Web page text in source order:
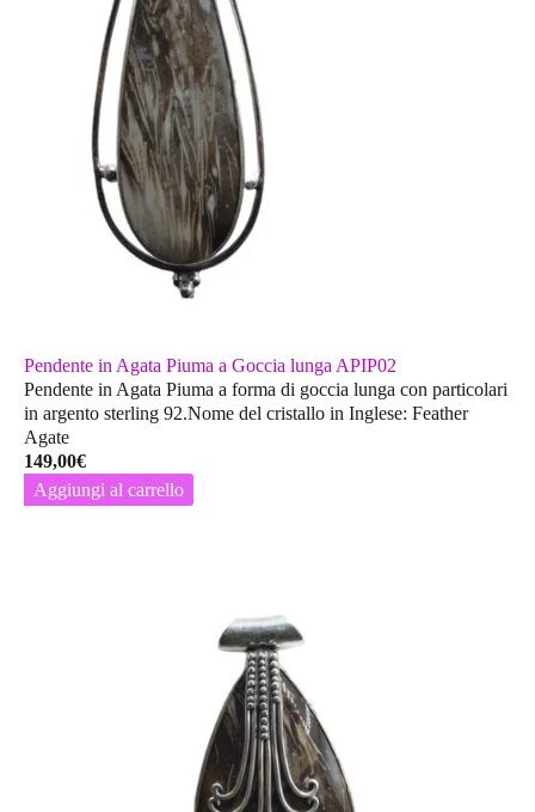
Pendente in Agata Piuma a Goccia lunga APIP02
Pendente in Agata Piuma a forma di goccia lunga con particolari
in argento sterling 92.Nome del cristallo in Inglese: Feather
Agate
149,00€
Aggiungi al carrello